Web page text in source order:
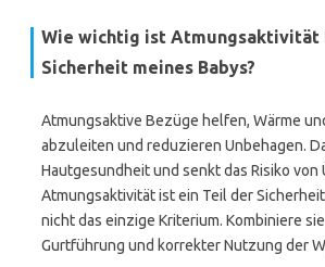
Wie wichtig ist Atmungsaktivität
Sicherheit meines Babys?
Atmungsaktive Bezüge helfen, Wärme
abzuleiten und reduzieren Unbehagen.
Hautgesundheit und senkt das Risiko von
Atmungsaktivität ist ein Teil der
nicht das einzige Kriterium. Kombiniere
Gurtführung und korrekter Nutzung der